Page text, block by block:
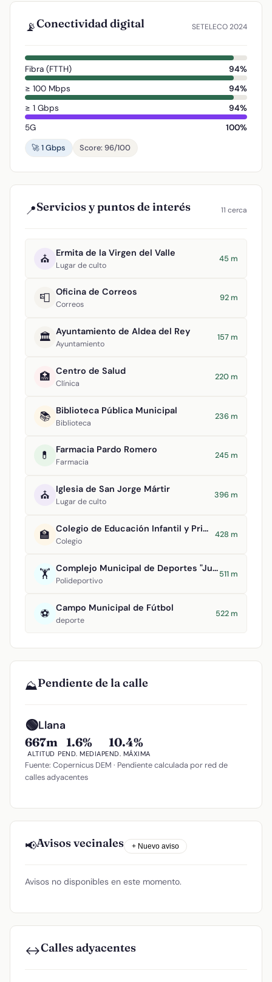
📡Conectividad digital SETELECO 2024
Fibra (FTTH)
94%
≥ 100 Mbps
94%
≥ 1 Gbps
94%
5G
100%
🚀 1 Gbps
Score: 96/100
📍Servicios y puntos de interés 11 cerca
⛪ Ermita de la Virgen del Valle
Lugar de culto
45 m
📮 Oficina de Correos
Correos
92 m
🏛️ Ayuntamiento de Aldea del Rey
Ayuntamiento
157 m
🏥 Centro de Salud
Clínica
220 m
📚 Biblioteca Pública Municipal
Biblioteca
236 m
💊 Farmacia Pardo Romero
Farmacia
245 m
⛪ Iglesia de San Jorge Mártir
Lugar de culto
396 m
🏫 Colegio de Educación Infantil y Primaria Maestro Navas
Colegio
428 m
🏋️ Complejo Municipal de Deportes "Julián Álvarez de Uribarri"
Polideportivo
511 m
⚽ Campo Municipal de Fútbol
deporte
522 m
⛰️Pendiente de la calle
🟢Llana
667m
ALTITUD
1.6%
PEND. MEDIA
10.4%
PEND. MÁXIMA
Fuente: Copernicus DEM · Pendiente calculada por red de
calles adyacentes
📢Avisos vecinales + Nuevo aviso
Avisos no disponibles en este momento.
↔️Calles adyacentes